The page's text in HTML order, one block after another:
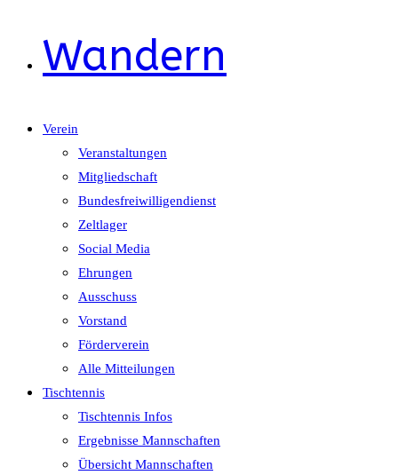
Wandern
Verein
Veranstaltungen
Mitgliedschaft
Bundesfreiwilligendienst
Zeltlager
Social Media
Ehrungen
Ausschuss
Vorstand
Förderverein
Alle Mitteilungen
Tischtennis
Tischtennis Infos
Ergebnisse Mannschaften
Übersicht Mannschaften